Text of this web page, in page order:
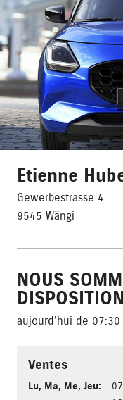
Etienne
Gewerbestrasse 4
9545 Wängi
NOUS
DISPOSITION
aujourd'hui de
Ventes
Lu, Ma, Me, Jeu: